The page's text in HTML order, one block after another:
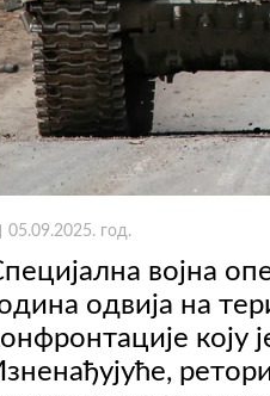
05.09.2025. год.
војна
одвија на
коју
ВИДЕО